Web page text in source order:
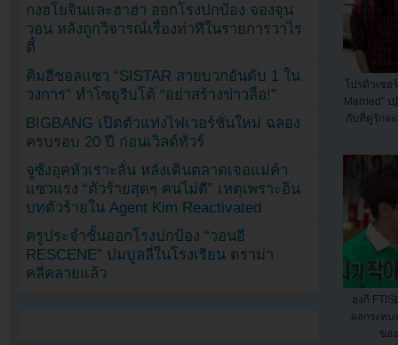
โปรดิวเซอ
Married" ป
กับที่คู่รักจะ
ฮงกี
ผลกระทบ
ขอ
กงฮโยจินและฮาฮ่า ออกโรงปกป้อง จองจุน
วอน หลังถูกวิจารณ์เรื่องท่าทีในรายการวาไร
ตี้
คิมฮีชอลแซว “SISTAR สายบวกอันดับ 1 ใน
วงการ” ทำโซยูรีบโต้ “อย่าสร้างข่าวลือ!”
BIGBANG เปิดตัวแท่งไฟเวอร์ชั่นใหม่ ฉลอง
ครบรอบ 20 ปี ก่อนเวิลด์ทัวร์
จูซังอุคหัวเราะลั่น หลังเดินตลาดเจอแม่ค้า
แซวแรง “ตัวร้ายสุดๆ คนไม่ดี” เหตุเพราะอิน
บทตัวร้ายใน Agent Kim Reactivated
ครูประจำชั้นออกโรงปกป้อง “วอนอี
RESCENE” ปมบูลลี่ในโรงเรียน ดราม่า
คลี่คลายแล้ว